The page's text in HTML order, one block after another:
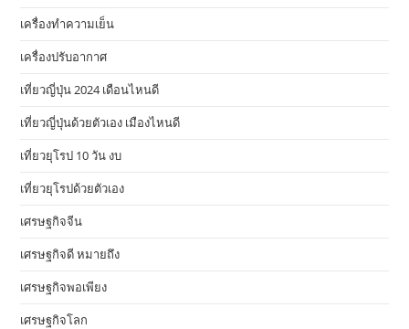
เครื่องทำความเย็น
เครื่องปรับอากาศ
เที่ยวญี่ปุ่น 2024 เดือนไหนดี
เที่ยวญี่ปุ่นด้วยตัวเอง เมืองไหนดี
เที่ยวยุโรป 10 วัน งบ
เที่ยวยุโรปด้วยตัวเอง
เศรษฐกิจจีน
เศรษฐกิจดี หมายถึง
เศรษฐกิจพอเพียง
เศรษฐกิจโลก